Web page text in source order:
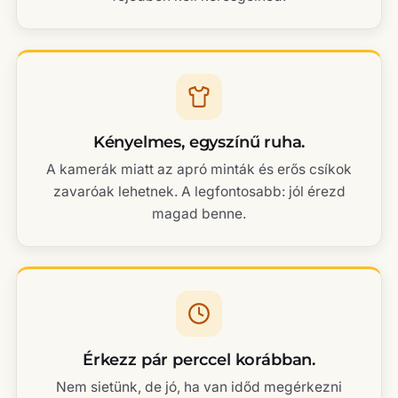
Kényelmes, egyszínű ruha.
A kamerák miatt az apró minták és erős csíkok
zavaróak lehetnek. A legfontosabb: jól érezd
magad benne.
Érkezz pár perccel korábban.
Nem sietünk, de jó, ha van időd megérkezni